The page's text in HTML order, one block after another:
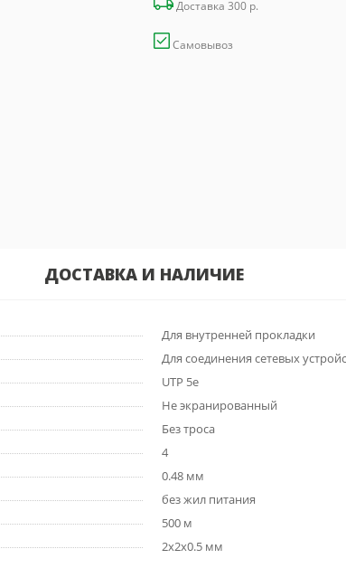
Доставка 300 р.
Самовывоз
ДОСТАВКА И НАЛИЧИЕ
Для внутренней прокладки
Для соединения сетевых
UTP 5e
Не экранированный
Без троса
4
0.48 мм
без жил питания
500 м
2x2x0.5 мм